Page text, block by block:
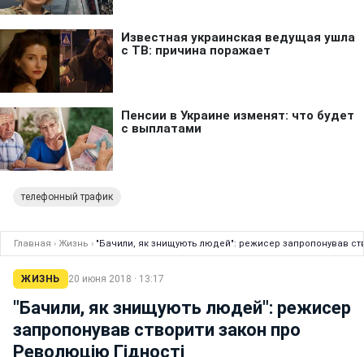
телефонный трафик
Главная › Жизнь › "Бачили, як знищують людей": режисер запропонував
ЖИЗНЬ 20 июня 2018 · 13:17
"Бачили, як знищують людей": режисер
запропонував створити закон про
Революцію Гідності